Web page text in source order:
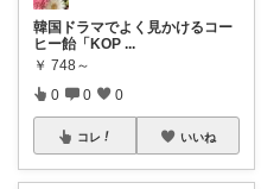
韓国ドラマでよく見かけるコー
ヒー飴「KOP ...
￥ 748～
0 0 0
コレ いいね